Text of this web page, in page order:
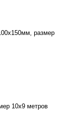
размер
10х9 метров